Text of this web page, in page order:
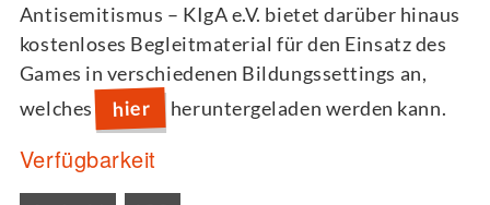
Antisemitismus – KIgA e.V. bietet darüber hinaus
kostenloses Begleitmaterial für den Einsatz des
Games in verschiedenen Bildungssettings an,
welches
hier heruntergeladen werden kann.
Verfügbarkeit